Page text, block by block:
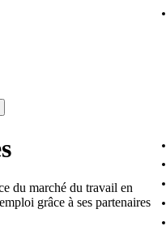
du marché du travail en
grâce à ses partenaires